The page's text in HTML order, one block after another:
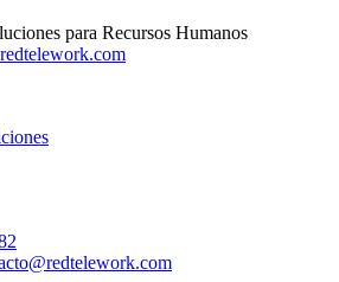
para Recursos Humanos